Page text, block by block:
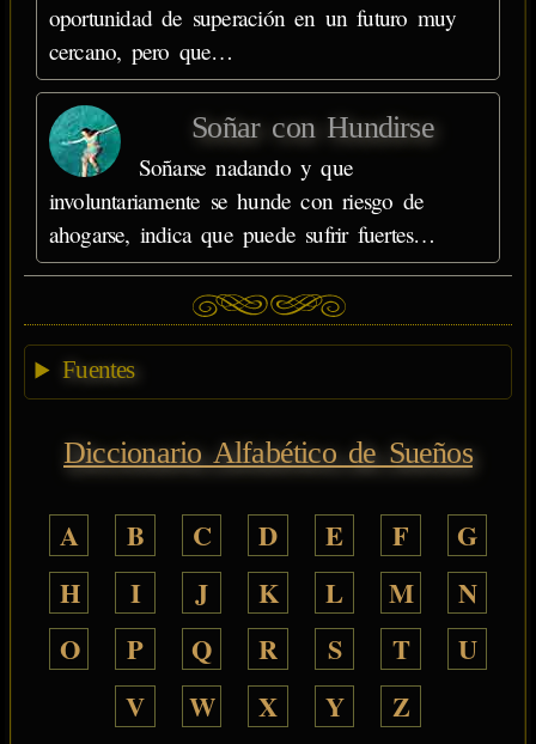
oportunidad de superación en un futuro muy
cercano, pero que…
Soñar con Hundirse
Soñarse nadando y que
involuntariamente se hunde con riesgo de
ahogarse, indica que puede sufrir fuertes…
Fuentes
Diccionario Alfabético de Sueños
A B C D E F
G
H
I J K L M
N
O
P Q R S T
U
V
W X Y Z